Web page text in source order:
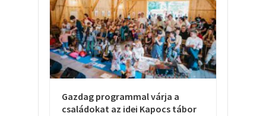
Gazdag programmal várja a
családokat az idei Kapocs tábor